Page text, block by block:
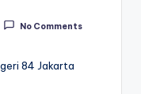
No Comments
84 Jakarta